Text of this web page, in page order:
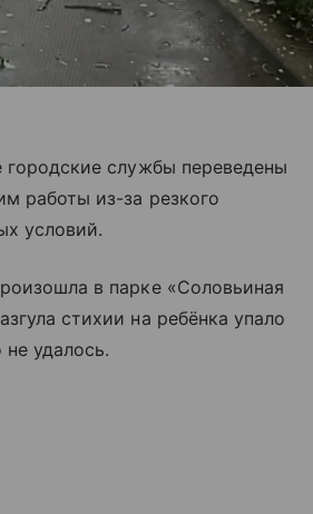
городские службы переведены
работы из-за резкого
условий.
в парке «Соловьиная
стихии на ребёнка упало
не удалось.